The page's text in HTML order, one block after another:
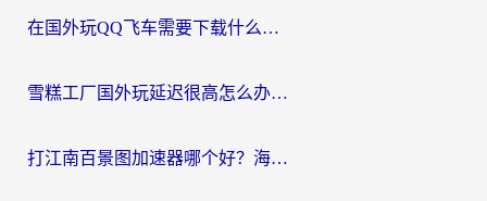
在国外玩QQ飞车需要下载什么加速器呢？海外党亲测有效的国服游戏加速指南
雪糕工厂国外玩延迟很高怎么办？海外玩家国服游戏加速终极攻略（附实测推荐）
打江南百景图加速器哪个好？海外党踩坑N次后，终于找到不卡的秘诀